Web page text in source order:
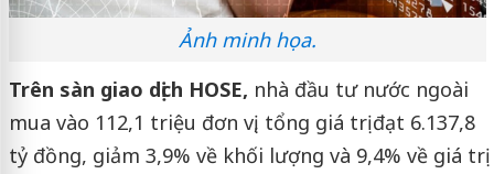
Ảnh minh họa.
Trên sàn giao dịch HOSE, nhà đầu tư nước ngoài
mua vào 112,1 triệu đơn vị, tổng giá trị đạt 6.137,8
tỷ đồng, giảm 3,9% về khối lượng và 9,4% về giá trị